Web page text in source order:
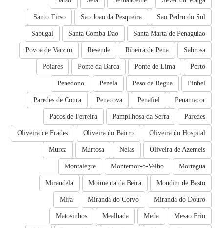
Sao Pedro do Sul
Sao Joao da Pesqueira
Santo Tirso
Santa Marta de Penaguiao
Santa Comba Dao
Sabugal
Sabrosa
Ribeira de Pena
Resende
Povoa de Varzim
Porto
Ponte de Lima
Ponte da Barca
Poiares
Pinhel
Peso da Regua
Penela
Penedono
Penamacor
Penafiel
Penacova
Paredes de Coura
Paredes
Pampilhosa da Serra
Pacos de Ferreira
Oliveira do Hospital
Oliveira do Bairro
Oliveira de Frades
Oliveira de Azemeis
Nelas
Murtosa
Murca
Mortagua
Montemor-o-Velho
Montalegre
Mondim de Basto
Moimenta da Beira
Mirandela
Miranda do Douro
Miranda do Corvo
Mira
Mesao Frio
Meda
Mealhada
Matosinhos